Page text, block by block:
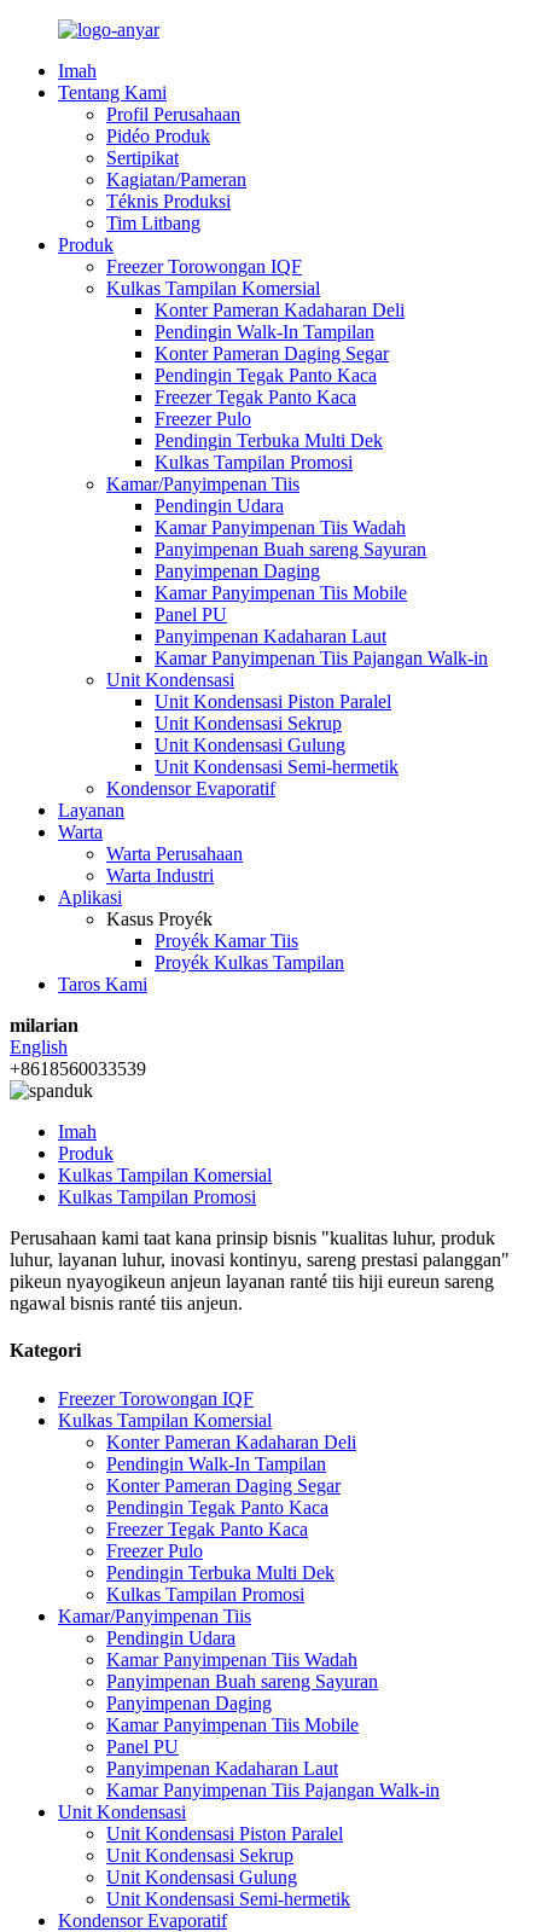
Imah
Tentang Kami
Profil Perusahaan
Pidéo Produk
Sertipikat
Kagiatan/Pameran
Téknis Produksi
Tim Litbang
Produk
Freezer Torowongan IQF
Kulkas Tampilan Komersial
Konter Pameran Kadaharan Deli
Pendingin Walk-In Tampilan
Konter Pameran Daging Segar
Pendingin Tegak Panto Kaca
Freezer Tegak Panto Kaca
Freezer Pulo
Pendingin Terbuka Multi Dek
Kulkas Tampilan Promosi
Kamar/Panyimpenan Tiis
Pendingin Udara
Kamar Panyimpenan Tiis Wadah
Panyimpenan Buah sareng Sayuran
Panyimpenan Daging
Kamar Panyimpenan Tiis Mobile
Panel PU
Panyimpenan Kadaharan Laut
Kamar Panyimpenan Tiis Pajangan Walk-in
Unit Kondensasi
Unit Kondensasi Piston Paralel
Unit Kondensasi Sekrup
Unit Kondensasi Gulung
Unit Kondensasi Semi-hermetik
Kondensor Evaporatif
Layanan
Warta
Warta Perusahaan
Warta Industri
Aplikasi
Kasus Proyék
Proyék Kamar Tiis
Proyék Kulkas Tampilan
Taros Kami
milarian
English
+8618560033539
Imah
Produk
Kulkas Tampilan Komersial
Kulkas Tampilan Promosi
Perusahaan kami taat kana prinsip bisnis "kualitas luhur, produk
luhur, layanan luhur, inovasi kontinyu, sareng prestasi palanggan"
pikeun nyayogikeun anjeun layanan ranté tiis hiji eureun sareng
ngawal bisnis ranté tiis anjeun.
Kategori
Freezer Torowongan IQF
Kulkas Tampilan Komersial
Konter Pameran Kadaharan Deli
Pendingin Walk-In Tampilan
Konter Pameran Daging Segar
Pendingin Tegak Panto Kaca
Freezer Tegak Panto Kaca
Freezer Pulo
Pendingin Terbuka Multi Dek
Kulkas Tampilan Promosi
Kamar/Panyimpenan Tiis
Pendingin Udara
Kamar Panyimpenan Tiis Wadah
Panyimpenan Buah sareng Sayuran
Panyimpenan Daging
Kamar Panyimpenan Tiis Mobile
Panel PU
Panyimpenan Kadaharan Laut
Kamar Panyimpenan Tiis Pajangan Walk-in
Unit Kondensasi
Unit Kondensasi Piston Paralel
Unit Kondensasi Sekrup
Unit Kondensasi Gulung
Unit Kondensasi Semi-hermetik
Kondensor Evaporatif